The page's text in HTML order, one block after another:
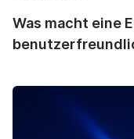
Was macht eine